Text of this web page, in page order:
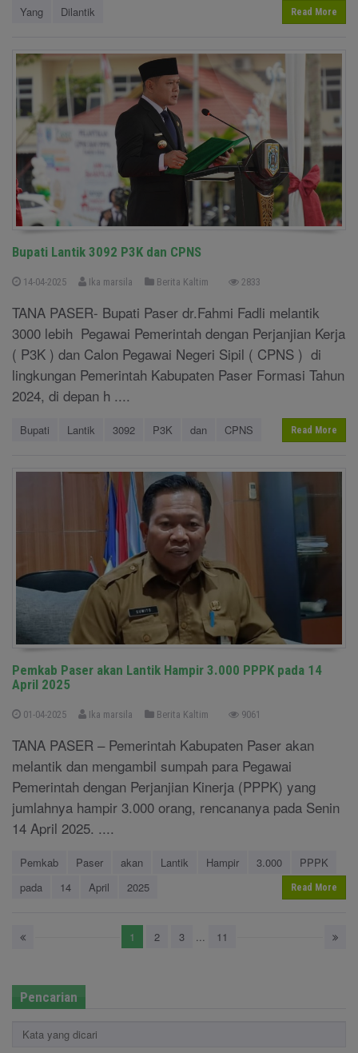
Yang Dilantik Read More
Bupati Lantik 3092 P3K dan CPNS
14-04-2025 Ika marsila Berita Kaltim 2833
TANA PASER- Bupati Paser dr.Fahmi Fadli melantik
3000 lebih Pegawai Pemerintah dengan Perjanjian Kerja
( P3K ) dan Calon Pegawai Negeri Sipil ( CPNS ) di
lingkungan Pemerintah Kabupaten Paser Formasi Tahun
2024, di depan h ....
Bupati Lantik 3092 P3K dan CPNS Read More
Pemkab Paser akan Lantik Hampir 3.000 PPPK pada 14
April 2025
01-04-2025 Ika marsila Berita Kaltim 9061
TANA PASER – Pemerintah Kabupaten Paser akan
melantik dan mengambil sumpah para Pegawai
Pemerintah dengan Perjanjian Kinerja (PPPK) yang
jumlahnya hampir 3.000 orang, rencananya pada Senin
14 April 2025. ....
Pemkab Paser akan Lantik Hampir 3.000
PPPK
pada
14 April 2025 Read More
1 2 3 ... 11
Pencarian